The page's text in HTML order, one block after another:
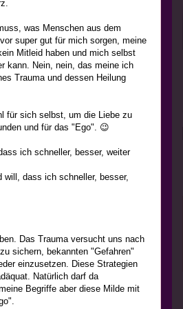
was Menschen aus dem
super gut für mich sorgen, meine
Mitleid haben und mich selbst
kann. Nein, nein, das meine ich
Trauma und dessen Heilung
für sich selbst, um die Liebe zu
und für das "Ego". 😉
ich schneller, besser, weiter
dass ich schneller, besser,
Das Trauma versucht uns nach
sichern, bekannten "Gefahren"
einzusetzen. Diese Strategien
Natürlich darf da
Begriffe aber diese Milde mit